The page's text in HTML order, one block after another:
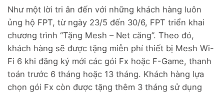
Như một lời tri ân đến với những khách hàng luôn
ủng hộ FPT, từ ngày 23/5 đến 30/6, FPT triển khai
chương trình “Tặng Mesh – Net căng”. Theo đó,
khách hàng sẽ được tặng miễn phí thiết bị Mesh Wi-
Fi 6 khi đăng ký mới các gói Fx hoặc F-Game, thanh
toán trước 6 tháng hoặc 13 tháng. Khách hàng lựa
chọn gói Fx còn được tặng thêm 3 tháng sử dụng